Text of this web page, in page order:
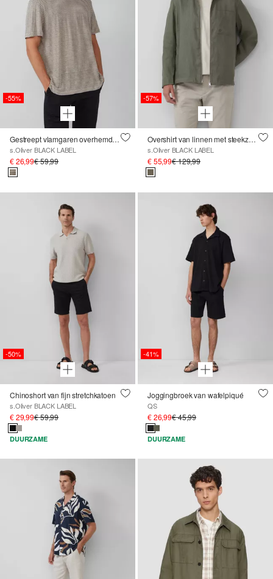
-55%
Gestreept vlamgaren overhemd van linnen
s.Oliver BLACK LABEL
€ 26,99€ 59,99
-57%
Overshirt van linnen met steekzakken
s.Oliver BLACK LABEL
€ 55,99€ 129,99
-50%
Chinoshort van fijn stretchkatoen
s.Oliver BLACK LABEL
€ 29,99€ 59,99
DUURZAME
-41%
Joggingbroek van wafelpiqué
QS
€ 26,99€ 45,99
DUURZAME